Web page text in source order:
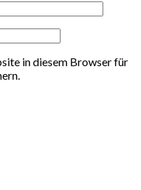
in diesem Browser für